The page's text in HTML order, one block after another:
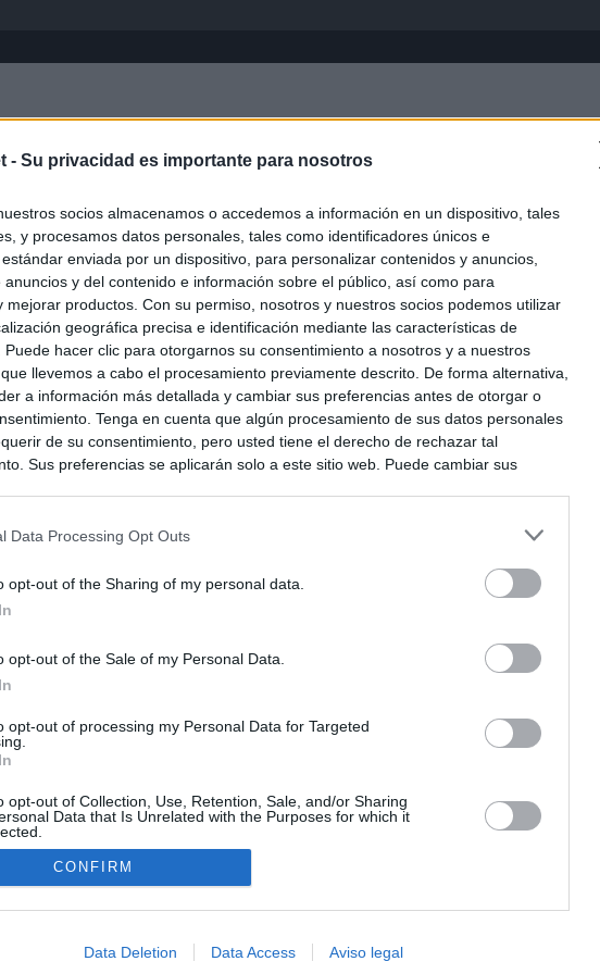
- Su privacidad es importante para nosotros
socios almacenamos o accedemos a información en un dispositivo, tales
y procesamos datos personales, tales como identificadores únicos e
enviada por un dispositivo, para personalizar contenidos y anuncios,
anuncios y del contenido e información sobre el público, así como para
mejorar productos. Con su permiso, nosotros y nuestros socios podemos utilizar
geográfica precisa e identificación mediante las características de
Puede hacer clic para otorgarnos su consentimiento a nosotros y a nuestros
llevemos a cabo el procesamiento previamente descrito. De forma alternativa,
a información más detallada y cambiar sus preferencias antes de otorgar o
Tenga en cuenta que algún procesamiento de sus datos personales
de su consentimiento, pero usted tiene el derecho de rechazar tal
Sus preferencias se aplicarán solo a este sitio web. Puede cambiar sus
Data Processing Opt Outs
opt-out of the Sharing of my personal data.
opt-out of the Sale of my Personal Data.
opt-out of processing my Personal Data for Targeted
opt-out of Collection, Use, Retention, Sale, and/or Sharing
Data that Is Unrelated with the Purposes for which it
CONFIRM
Data Deletion Data Access Aviso legal
Inicio
los controles a los viajeros procedentes de Italia en respuesta
ultimátum del Gobierno y mantiene los controles a viajeros de
contra las comunidades que no acojan a los menores
sobre el PP por la acogida de los menores de Ceuta en las
Compromís denuncia a Figaredo ante la Fiscalía del Supremo
a los inmigrantes” de Ceuta
el intento del PP de que los ministros acudan al Senado en
es la puerta
Navega por las
del otro extremo del